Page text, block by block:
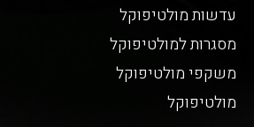
עדשות מולטיפוקל
מסגרות למולטיפוקל
משקפי מולטיפוקל
מולטיפוקל